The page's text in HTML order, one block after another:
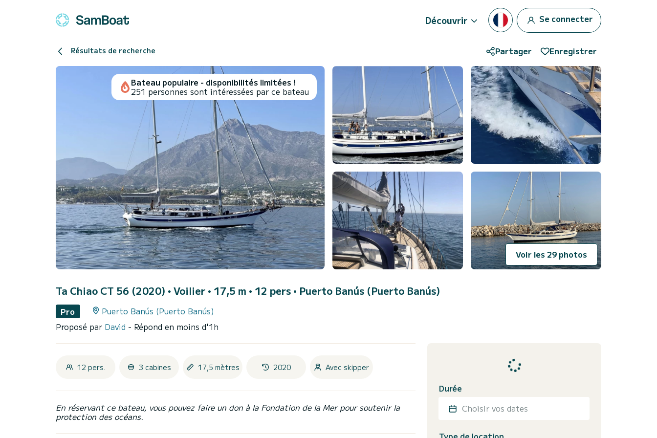
Découvrir Se connecter
Résultats de recherche Partager Enregistrer
Voir les 29 photos
Bateau populaire - disponibilités limitées !
251 personnes sont intéressées par ce bateau
Ta Chiao CT 56 (2020) • Voilier • 17,5 m • 12 pers • Puerto Banús (Puerto Banús)
Pro
Puerto Banús (Puerto Banús)
Proposé par David - Répond en moins d'1h
12 pers. 3 cabines 17,5 mètres 2020 Avec skipper
En réservant ce bateau, vous pouvez faire un don à la Fondation de la Mer pour soutenir la
protection des océans.
Durée
Choisir vos dates